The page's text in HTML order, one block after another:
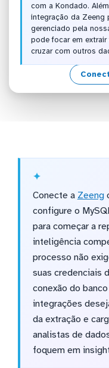
com a Kondado.
integração da Zeeng
gerenciado pela
pode focar em
cruzar com outros
Conecte a Zeeng
configure o
para começar a
inteligência
processo não
suas credenciais
conexão do
integrações
da extração e
analistas de
foquem em